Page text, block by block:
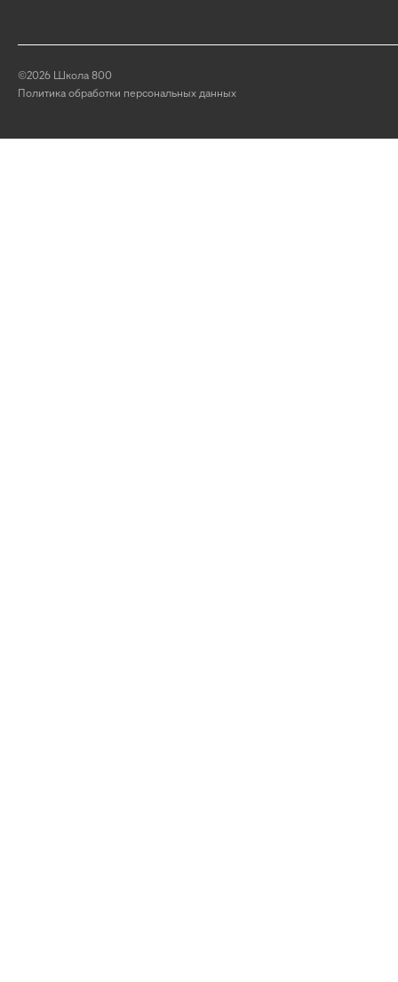
©2026 Школа 800
Политика обработки персональных данных